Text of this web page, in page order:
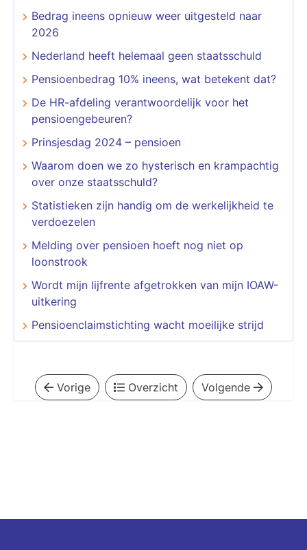
Bedrag ineens opnieuw weer uitgesteld naar
2026
Nederland heeft helemaal geen staatsschuld
Pensioenbedrag 10% ineens, wat betekent dat?
De HR-afdeling verantwoordelijk voor het
pensioengebeuren?
Prinsjesdag 2024 – pensioen
Waarom doen we zo hysterisch en krampachtig
over onze staatsschuld?
Statistieken zijn handig om de werkelijkheid te
verdoezelen
Melding over pensioen hoeft nog niet op
loonstrook
Wordt mijn lijfrente afgetrokken van mijn IOAW-
uitkering
Pensioenclaimstichting wacht moeilijke strijd
Vorige Overzicht Volgende